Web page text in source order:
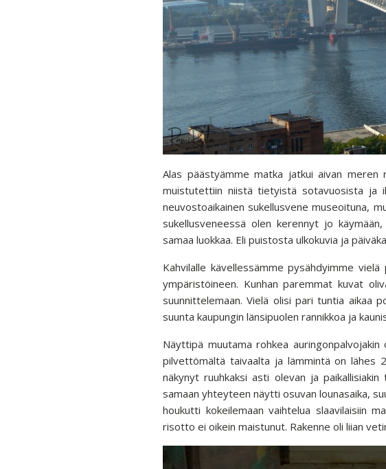
Alas päästyämme matka jatkui aivan
muistutettiin niistä tietyistä sotavuosista ja
neuvostoaikainen sukellusvene museoituna,
sukellusveneessä olen kerennyt jo
samaa luokkaa. Eli puistosta ulkokuvia ja
Kahvilalle kävellessämme pysähdyimme
ympäristöineen. Kunhan paremmat kuvat
suunnittelemaan. Vielä olisi pari tuntia aikaa
suunta kaupungin länsipuolen rannikkoa ja
Näyttipä muutama rohkea
pilvettömältä taivaalta ja lämmintä on lähes
näkynyt ruuhkaksi asti olevan ja
samaan yhteyteen näytti osuvan lounasaika,
houkutti kokeilemaan vaihtelua slaavilaisiin
risotto ei oikein maistunut. Rakenne oli liian